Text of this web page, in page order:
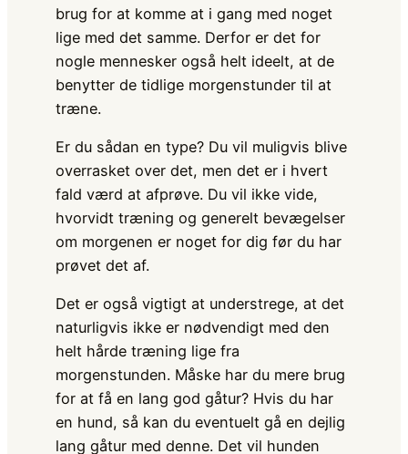
brug for at komme at i gang med noget
lige med det samme. Derfor er det for
nogle mennesker også helt ideelt, at de
benytter de tidlige morgenstunder til at
træne.
Er du sådan en type? Du vil muligvis blive
overrasket over det, men det er i hvert
fald værd at afprøve. Du vil ikke vide,
hvorvidt træning og generelt bevægelser
om morgenen er noget for dig før du har
prøvet det af.
Det er også vigtigt at understrege, at det
naturligvis ikke er nødvendigt med den
helt hårde træning lige fra
morgenstunden. Måske har du mere brug
for at få en lang god gåtur? Hvis du har
en hund, så kan du eventuelt gå en dejlig
lang gåtur med denne. Det vil hunden